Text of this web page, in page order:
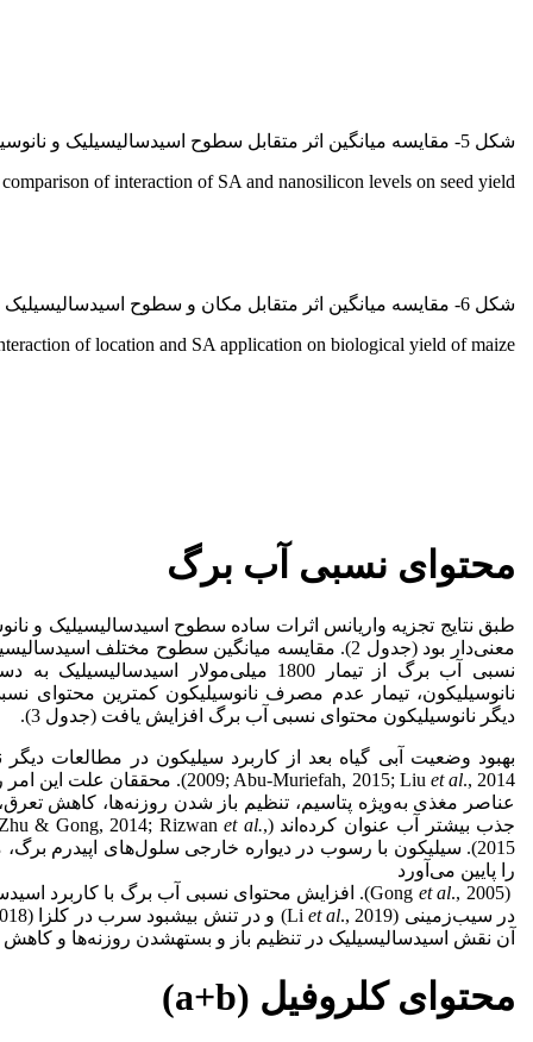
شکل 5- مقایسه میانگین اثر متقابل سطوح اسیدسالیسیلیک و نانوسیلیکون بر عملکرد دانه ذرت.
of interaction of SA and nanosilicon levels on seed yield.
شکل 6- مقایسه میانگین اثر متقابل مکان و سطوح اسیدسالیسیلیک بر عملکرد زیستی ذرت.
of location and SA application on biological yield of maize.
محتوای نسبی آب برگ
طبق نتایج تجزیه واریانس اثرات ساده سطوح اسیدسالیسیلیک و
معنی‌دار بود (جدول 2). مقایسه میانگین سطوح مختلف
نسبی آب برگ از تیمار 1800 میلی‌مولار
نانوسیلیکون، تیمار عدم مصرف نانوسیلیکون کمترین
دیگر نانوسیلیکون محتوای نسبی آب برگ افزایش یافت (جدول 3).
2009; Abu-Muriefah, 2015; Liu et al
., 2014). محققان علت این
عناصر مغذی به‌ویژه پتاسیم، تنظیم باز شدن روزنه‌ها، کاهش
جذب بیشتر آب عنوان کرده‌اند (Liang
Zhu & Gong, 2014; Rizwanet al.,
2015). سیلیکون با رسوب در دیواره خارجی سلول‌های اپیدرم
را پایین می‌آورد
(Gong
et al
., 2005). افزایش محتوای نسبی آب برگ با کاربرد
در سیب‌زمینی (Li
et al., 2019) و در تنش بیش­بود سرب در کلزا (Kohli
آن نقش اسیدسالیسیلیک در تنظیم باز و بسته­شدن روزنه‌ها و
محتوای کلروفیل (a+b)